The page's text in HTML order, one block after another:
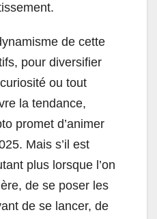
de cette
pour diversifier
ou tout
la tendance,
promet d’animer
Mais s’il est
plus lorsque l’on
de se poser les
de se lancer, de